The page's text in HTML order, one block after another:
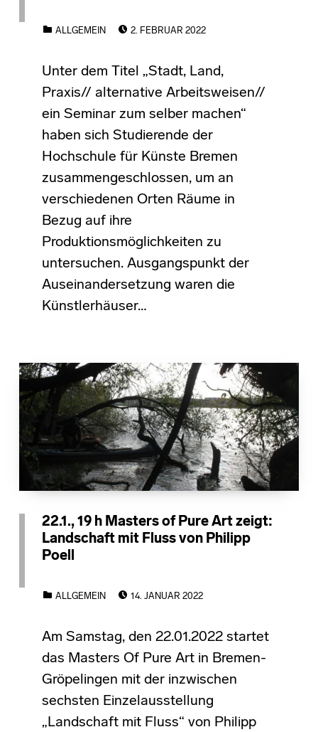
ALLGEMEIN
2. FEBRUAR 2022
Unter dem Titel „Stadt, Land,
Praxis// alternative Arbeitsweisen//
ein Seminar zum selber machen“
haben sich Studierende der
Hochschule für Künste Bremen
zusammengeschlossen, um an
verschiedenen Orten Räume in
Bezug auf ihre
Produktionsmöglichkeiten zu
untersuchen. Ausgangspunkt der
Auseinandersetzung waren die
Künstlerhäuser…
22.1., 19 h Masters of Pure Art zeigt:
Landschaft mit Fluss von Philipp
Poell
ALLGEMEIN
14. JANUAR 2022
Am Samstag, den 22.01.2022 startet
das Masters Of Pure Art in Bremen-
Gröpelingen mit der inzwischen
sechsten Einzelausstellung
„Landschaft mit Fluss“ von Philipp